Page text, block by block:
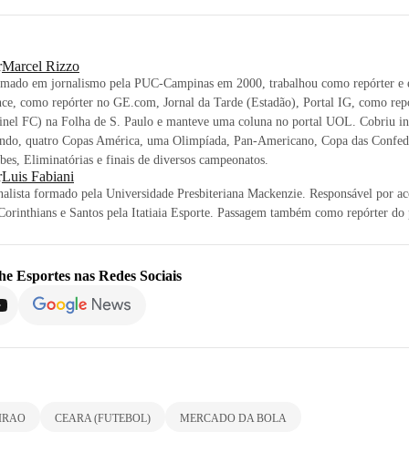
Marcel Rizzo
em jornalismo pela PUC-Campinas em 2000, trabalhou como repórter
como repórter no GE.com, Jornal da Tarde (Estadão), Portal IG, como
FC) na Folha de S. Paulo e manteve uma coluna no portal UOL. Cobriu
quatro Copas América, uma Olimpíada, Pan-Americano, Copa das
Eliminatórias e finais de diversos campeonatos.
Luis Fabiani
formado pela Universidade Presbiteriana Mackenzie. Responsável por
e Santos pela Itatiaia Esporte. Passagem também como repórter
Esportes nas Redes Sociais
CEARA (FUTEBOL) MERCADO DA BOLA